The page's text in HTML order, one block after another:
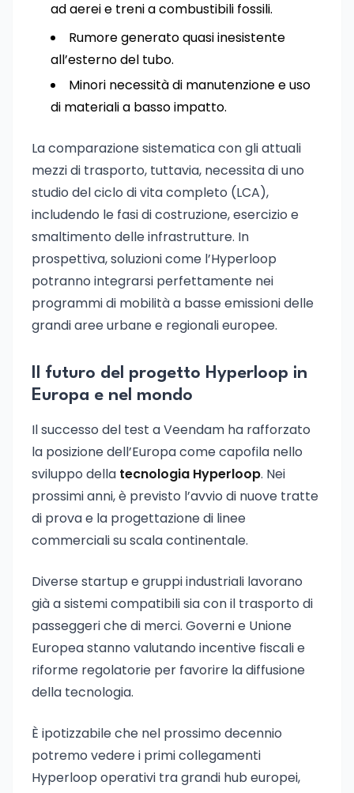
ad aerei e treni a combustibili fossili.
Rumore generato quasi inesistente
all’esterno del tubo.
Minori necessità di manutenzione e uso
di materiali a basso impatto.
La comparazione sistematica con gli attuali
mezzi di trasporto, tuttavia, necessita di uno
studio del ciclo di vita completo (LCA),
includendo le fasi di costruzione, esercizio e
smaltimento delle infrastrutture. In
prospettiva, soluzioni come l’Hyperloop
potranno integrarsi perfettamente nei
programmi di mobilità a basse emissioni delle
grandi aree urbane e regionali europee.
Il futuro del progetto Hyperloop in
Europa e nel mondo
Il successo del test a Veendam ha rafforzato
la posizione dell’Europa come capofila nello
sviluppo della tecnologia Hyperloop. Nei
prossimi anni, è previsto l’avvio di nuove tratte
di prova e la progettazione di linee
commerciali su scala continentale.
Diverse startup e gruppi industriali lavorano
già a sistemi compatibili sia con il trasporto di
passeggeri che di merci. Governi e Unione
Europea stanno valutando incentive fiscali e
riforme regolatorie per favorire la diffusione
della tecnologia.
È ipotizzabile che nel prossimo decennio
potremo vedere i primi collegamenti
Hyperloop operativi tra grandi hub europei,